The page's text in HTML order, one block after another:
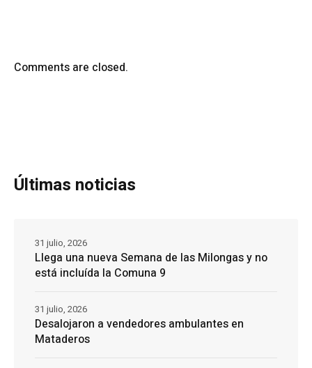
Comments are closed.
Últimas noticias
Llega una nueva Semana de las Milongas y no
está incluída la Comuna 9
31 julio, 2026
Desalojaron a vendedores ambulantes en
Mataderos
31 julio, 2026